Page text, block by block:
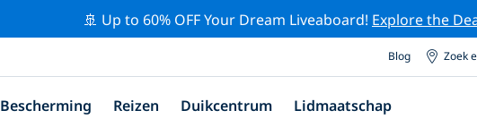
🚢 Up to 60% OFF Your Dream Liveaboard! Explore the
Blog Zoek
Bescherming Reizen Duikcentrum Lidmaatschap